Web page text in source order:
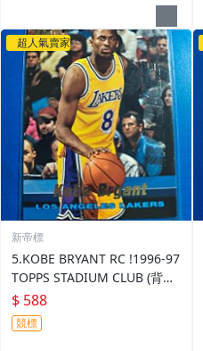
超人氣賣家
新帝標
5.KOBE BRYANT RC !1996-97
TOPPS STADIUM CLUB (背面
右上角損介意勿標)
$ 588
競標